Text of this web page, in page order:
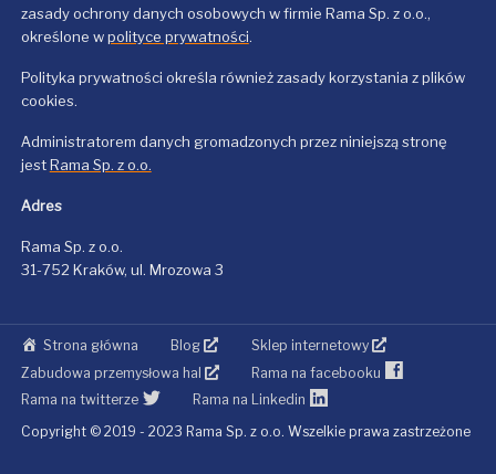
zasady ochrony danych osobowych w firmie Rama Sp. z o.o.,
określone wpolityce prywatności.
Polityka prywatności określa również zasady korzystania z plików
cookies.
Administratorem danych gromadzonych przez niniejszą stronę
jestRama Sp. z o.o.
Adres
Rama Sp. z o.o.
31-752 Kraków, ul. Mrozowa 3
Strona główna Blog
Sklep internetowy
Zabudowa przemysłowa hal
Rama na facebooku
Rama na twitterze
Rama na Linkedin
Copyright © 2019 - 2023 Rama Sp. z o.o. Wszelkie prawa zastrzeżone